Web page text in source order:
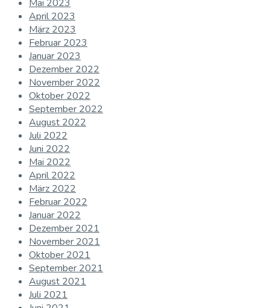
Mai 2023
April 2023
März 2023
Februar 2023
Januar 2023
Dezember 2022
November 2022
Oktober 2022
September 2022
August 2022
Juli 2022
Juni 2022
Mai 2022
April 2022
März 2022
Februar 2022
Januar 2022
Dezember 2021
November 2021
Oktober 2021
September 2021
August 2021
Juli 2021